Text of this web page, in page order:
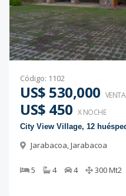
Código: 1102
US$ 530,000
US$ 450 X NOCHE
City View Village, 12
Jarabacoa,Jarabacoa
5 4 4 300Mt2